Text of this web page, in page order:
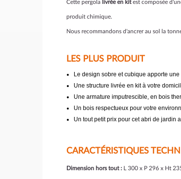
Cette pergola livrée en kitest composée
produit chimique.
Nous recommandons d'ancrer au sol la
LES PLUS PRODUIT
Le design sobre et cubique apporte
Une structure livrée en kit à votre
Une armature imputrescible, en bois
Un bois respectueux pour votre
Un tout petit prix pour cet abri de jardin
CARACTÉRISTIQUES
Dimension hors tout : L 300 x P 296 x Ht